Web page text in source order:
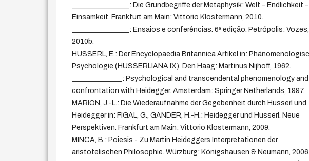
________________: Die Grundbegriffe der Metaphysik: Welt – Endlichkeit –
Einsamkeit. Frankfurt am Main: Vittorio Klostermann, 2010.
________________: Ensaios e conferências. 6ª edição. Petrópolis: Vozes,
2010b.
HUSSERL, E.: Der Encyclopaedia Britannica Artikel in:
Psychologie (HUSSERLIANA IX). Den Haag: Martinus Nijhoff, 1962.
______________: Psychological and transcendental phenomenology
confrontation with Heidegger. Amsterdam: Springer Netherlands, 1997.
MARION, J.-L.: Die Wiederaufnahme der Gegebenheit durch Husserl und
Heidegger in: FIGAL, G., GANDER, H.-H.: Heidegger und Husserl. Neue
Perspektiven. Frankfurt am Main: Vittorio Klostermann, 2009.
MINCA, B.: Poiesis - Zu Martin Heideggers Interpretationen der
aristotelischen Philosophie. Würzburg: Königshausen & Neumann, 2006.